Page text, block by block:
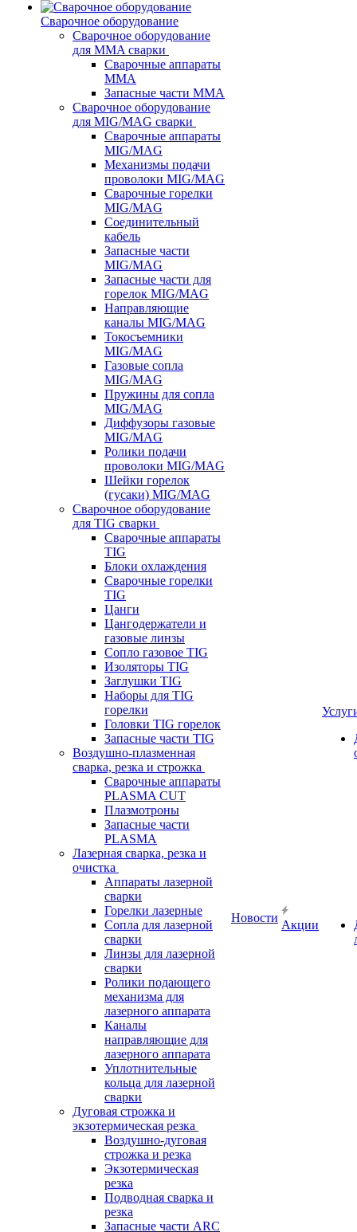
Сварочное оборудование
Сварочное оборудование
для MMA сварки
Сварочные аппараты
MMA
Запасные части MMA
Сварочное оборудование
для MIG/MAG сварки
Сварочные аппараты
MIG/MAG
Механизмы подачи
проволоки MIG/MAG
Сварочные горелки
MIG/MAG
Соединительный
кабель
Запасные части
MIG/MAG
Запасные части для
горелок MIG/MAG
Направляющие
каналы MIG/MAG
Токосъемники
MIG/MAG
Газовые сопла
MIG/MAG
Пружины для сопла
MIG/MAG
Диффузоры газовые
MIG/MAG
Ролики подачи
проволоки MIG/MAG
Шейки горелок
(гусаки) MIG/MAG
Сварочное оборудование
для TIG сварки
Сварочные аппараты
TIG
Блоки охлаждения
Сварочные горелки
TIG
Цанги
Цангодержатели и
газовые линзы
Сопло газовое TIG
Изоляторы TIG
Заглушки TIG
Наборы для TIG
горелки
Головки TIG горелок
Запасные части TIG
Воздушно-плазменная
сварка, резка и строжка
Сварочные аппараты
PLASMA CUT
Плазмотроны
Запасные части
PLASMA
Лазерная сварка, резка и
очистка
Аппараты лазерной
сварки
Горелки лазерные
Сопла для лазерной
сварки
Линзы для лазерной
сварки
Ролики подающего
механизма для
лазерного аппарата
Каналы
направляющие для
лазерного аппарата
Уплотнительные
кольца для лазерной
сварки
Дуговая строжка и
экзотермическая резка
Воздушно-дуговая
строжка и резка
Экзотермическая
резка
Подводная сварка и
резка
Запасные части ARC
Новости
Акции